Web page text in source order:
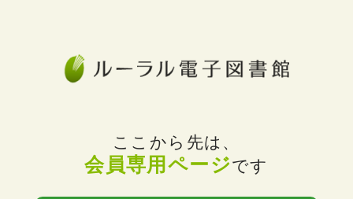
ここから先は、
会員専用ページです